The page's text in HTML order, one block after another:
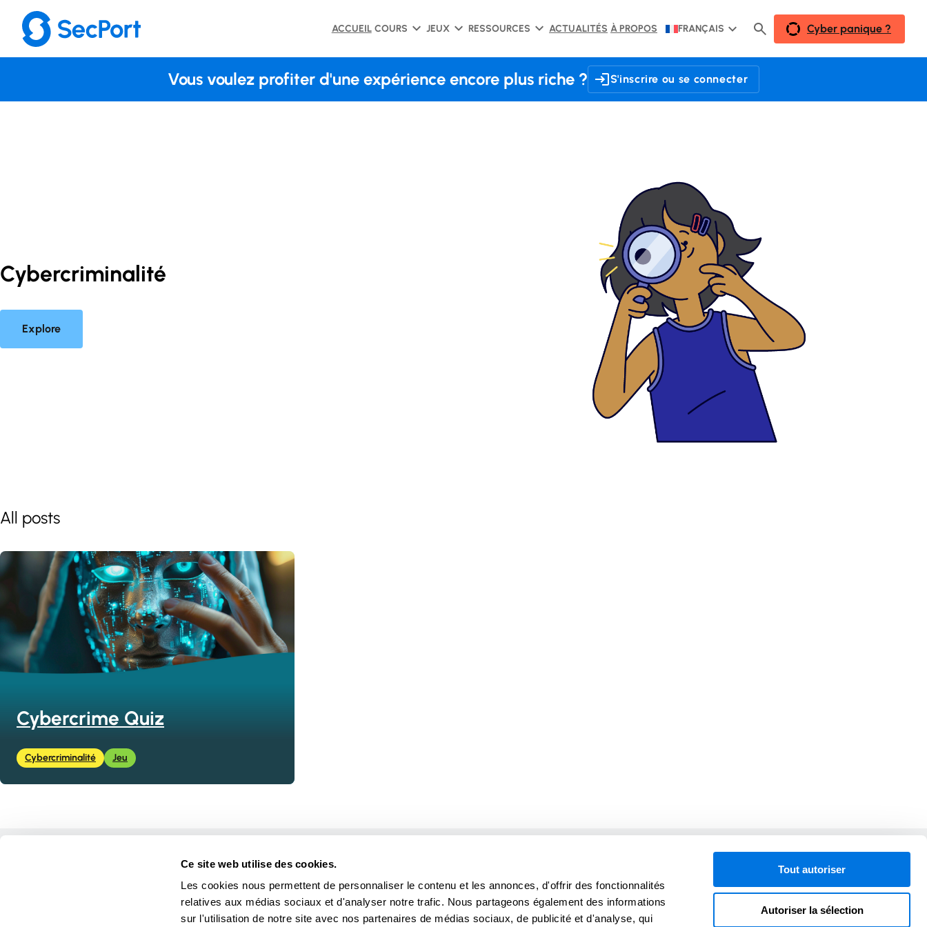
Ce site web utilise des cookies.
Les cookies nous permettent de personnaliser le contenu et les annonces, d'offrir des fonctionnalités
relatives aux médias sociaux et d'analyser notre trafic. Nous partageons également des informations
sur l'utilisation de notre site avec nos partenaires de médias sociaux, de publicité et d'analyse, qui
Tout autoriser
Autoriser la sélection
ACCUEIL COURS JEUX RESSOURCES ACTUALITÉS À PROPOS FRANÇAIS Cyber panique ?
Vous voulez profiter d'une expérience encore plus riche ? S'inscrire ou se connecter
Cybercriminalité
Explore
All posts
Cybercrime Quiz
Cybercriminalité Jeu
Accueil
Jeux
Ressources